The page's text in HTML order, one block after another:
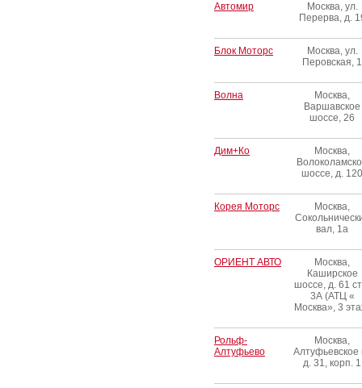
Автомир
Москва, ул.
Перерва, д.
Блок Моторс
Москва, ул.
Перовская, 1
Волна
Москва,
Варшавское
шоссе, 26
Дим+Ко
Москва,
шоссе, д. 120
Корея Моторс
Москва,
вал, 1а
ОРИЕНТ АВТО
Москва,
Каширское
шоссе, д. 61
3А (АТЦ «
Москва», 3
Рольф-
Алтуфьево
Москва,
Алтуфьевское
д. 31, корп. 1